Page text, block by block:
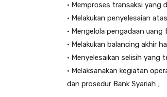
• Memproses transaksi yang
• Melakukan penyelesaian
• Mengelola pengadaan
• Melakukan balancing akhir
• Menyelesaikan selisih yang
• Melaksanakan kegiatan
dan prosedur Bank Syariah ;